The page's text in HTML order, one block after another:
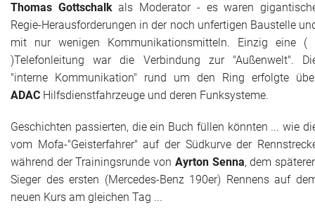
Thomas Gottschalkals Moderator - es waren
Regie-Herausforderungen in der noch unfertigen Baustelle
mit nur wenigen Kommunikationsmitteln. Einzig eine (
)Telefonleitung war die Verbindung zur "Außenwelt".
"interne Kommunikation" rund um den Ring erfolgte
ADAC Hilfsdienstfahrzeuge und deren Funksysteme.
Geschichten passierten, die ein Buch füllen könnten ... wie
vom Mofa-"Geisterfahrer" auf der Südkurve der
während der Trainingsrunde von Ayrton Senna, dem
Sieger des ersten (Mercedes-Benz 190er) Rennens auf
neuen Kurs am gleichen Tag ...